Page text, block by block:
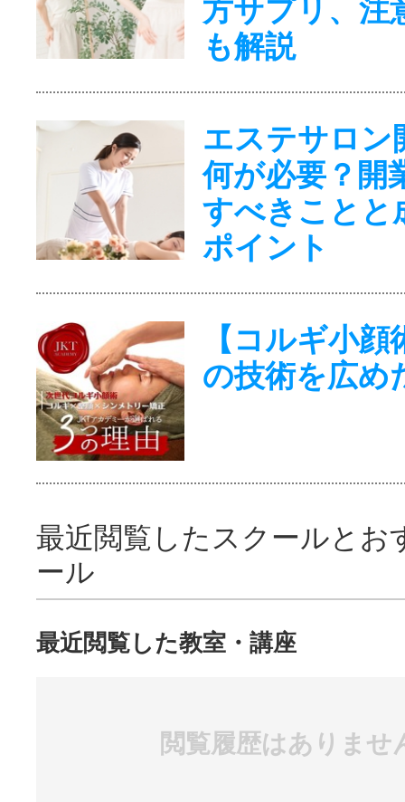
方サプリ、注
も解説
エステサロン
何が必要？開
すべきことと
ポイント
【コルギ小顔
の技術を広め
最近閲覧したスクールとお
ール
最近閲覧した教室・講座
閲覧履歴はありませ